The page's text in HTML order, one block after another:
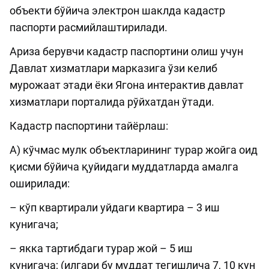
объекти бўйича электрон шаклда кадастр
паспорти расмийлаштирилади.
Ариза берувчи кадастр паспортини олиш учун
Давлат хизматлари марказига ўзи келиб
мурожаат этади ёки Ягона интерактив давлат
хизматлари порталида рўйхатдан ўтади.
Кадастр паспортини тайёрлаш:
А) кўчмас мулк объектларининг турар жойга оид
қисми бўйича қуйидаги муддатларда амалга
оширилади:
– кўп квартирали уйдаги квартира – 3 иш
кунигача;
– якка тартибдаги турар жой – 5 иш
кунигача; (илгари бу муддат тегишлича 7, 10 кун